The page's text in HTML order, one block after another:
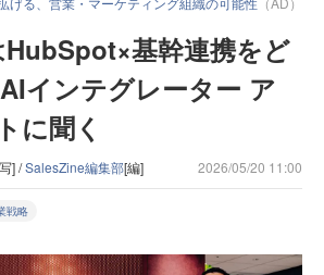
HubSpot×基幹連携をど
インテグレーター ア
に聞く
] /SalesZine編集部[編] 2026/05/20 11:00
戦略